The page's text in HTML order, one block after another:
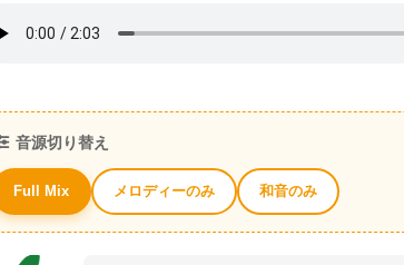
音源切り替え
Full Mix メロディーのみ 和音のみ